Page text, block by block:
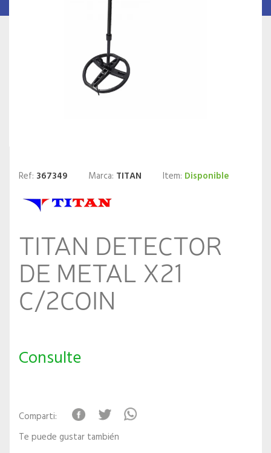
Ref: 367349 Marca: TITAN Item: Disponible
TITAN DETECTOR
DE METAL X21
C/2COIN
Consulte
Comparti:
Te puede gustar también